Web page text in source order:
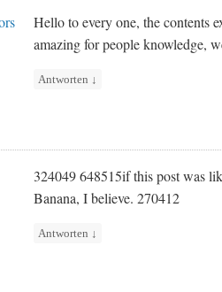
Hello to every one, the contents
amazing for people knowledge,
Antworten ↓
324049 648515if this post was
Banana, I believe. 270412
Antworten ↓